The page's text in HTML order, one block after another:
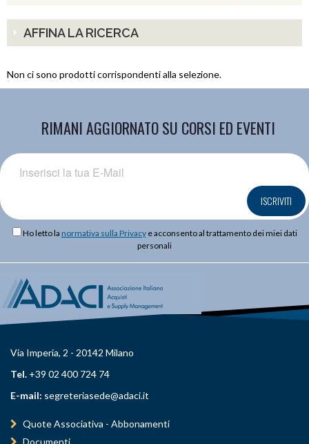
AFFINA LA RICERCA
Non ci sono prodotti corrispondenti alla selezione.
RIMANI AGGIORNATO SU CORSI ED EVENTI
ISCRIVITI
Ho letto la normativa sulla Privacye acconsento al trattamento dei miei dati
personali
Via Imperia, 2 - 20142 Milano
Tel. +39 02 400 724 74
E-mail: segreteriasede@adaci.it
Quote Associativa - Abbonamenti
Documenti